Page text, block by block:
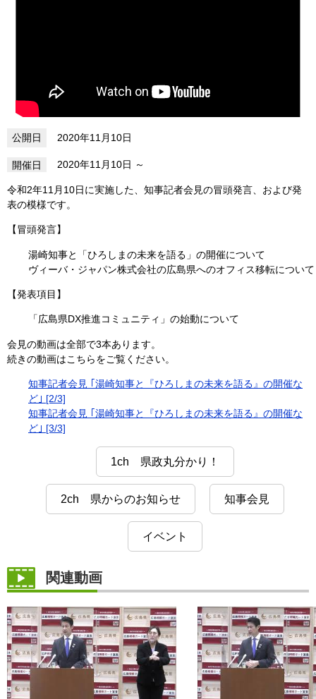
2020年11月10日
2020年11月10日
令和2年11月10日に実施した、知事記者会見の冒頭発言、および発
表の模様です。
【冒頭発言】
湯崎知事と「ひろしまの未来を語る」の開催について
ヴィーバ・ジャパン株式会社の広島県へのオフィス移転について
【発表項目】
「広島県DX推進コミュニティ」の始動について
会見の動画は全部で3本あります。
続きの動画はこちらをご覧ください。
知事記者会見 ｢湯崎知事と『ひろしまの未来を語る』の開催な
ど｣ [2/3]
知事記者会見 ｢湯崎知事と『ひろしまの未来を語る』の開催な
ど｣ [3/3]
1ch 県政丸分かり！
2ch 県からのお知らせ 知事会見
イベント
関連動画